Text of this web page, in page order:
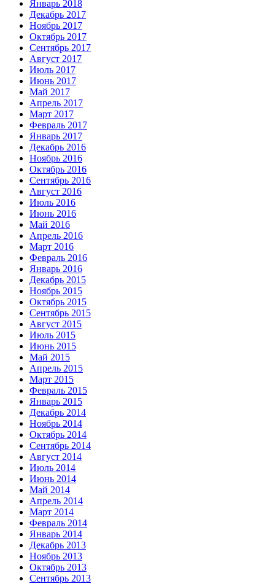
Январь 2018
Декабрь 2017
Ноябрь 2017
Октябрь 2017
Сентябрь 2017
Август 2017
Июль 2017
Июнь 2017
Май 2017
Апрель 2017
Март 2017
Февраль 2017
Январь 2017
Декабрь 2016
Ноябрь 2016
Октябрь 2016
Сентябрь 2016
Август 2016
Июль 2016
Июнь 2016
Май 2016
Апрель 2016
Март 2016
Февраль 2016
Январь 2016
Декабрь 2015
Ноябрь 2015
Октябрь 2015
Сентябрь 2015
Август 2015
Июль 2015
Июнь 2015
Май 2015
Апрель 2015
Март 2015
Февраль 2015
Январь 2015
Декабрь 2014
Ноябрь 2014
Октябрь 2014
Сентябрь 2014
Август 2014
Июль 2014
Июнь 2014
Май 2014
Апрель 2014
Март 2014
Февраль 2014
Январь 2014
Декабрь 2013
Ноябрь 2013
Октябрь 2013
Сентябрь 2013